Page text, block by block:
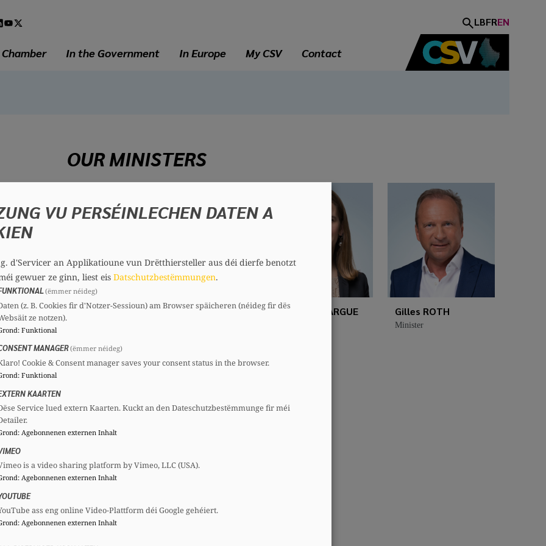
LBFREN
In the Government In Europe My CSV Contact
OUR MINISTERS
Léon GLODEN Martine HANSEN Elisabeth MARGUE Gilles ROTH
Minister
VU PERSÉINLECHEN DATEN A
d'Servicer an Applikatioune vun Drëtthiersteller aus déi dierfe benotzt
gewuer ze ginn, liest eis Datschutzbestëmmungen.
(ëmmer néideg)
(z. B. Cookies fir d'Notzer-Sessioun) am Browser späicheren (néideg fir dës
ze notzen).
: Funktional
MANAGER(ëmmer néideg)
Cookie & Consent manager saves your consent status in the browser.
: Funktional
KAARTEN
Service lued extern Kaarten. Kuckt an den Dateschutzbestëmmunge fir méi
: Agebonnenen externen Inhalt
is a video sharing platform by Vimeo, LLC (USA).
: Agebonnenen externen Inhalt
ass eng online Video-Plattform déi Google gehéiert.
: Agebonnenen externen Inhalt